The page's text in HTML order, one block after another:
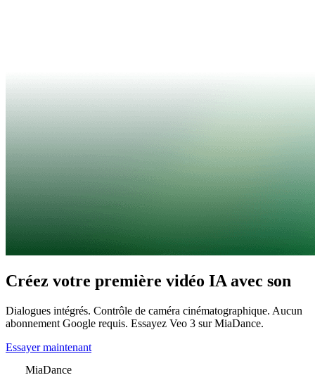
Créez votre première vidéo IA avec son
Dialogues intégrés. Contrôle de caméra cinématographique. Aucun
abonnement Google requis. Essayez Veo 3 sur MiaDance.
Essayer maintenant
MiaDance